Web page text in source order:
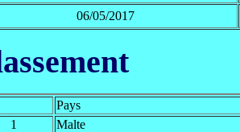
06/05/2017
Pays
1
Malte